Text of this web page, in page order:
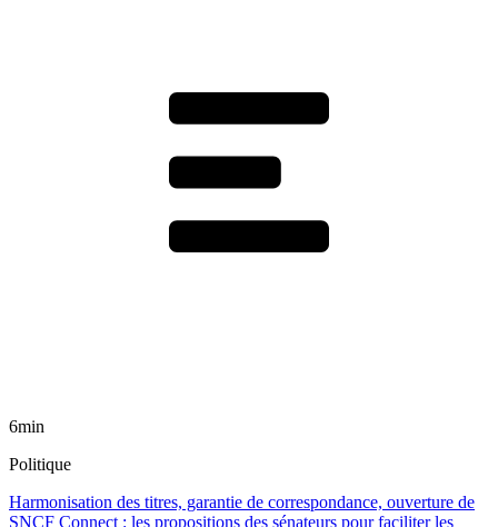
6min
Politique
Harmonisation des titres, garantie de correspondance, ouverture de
SNCF Connect : les propositions des sénateurs pour faciliter les